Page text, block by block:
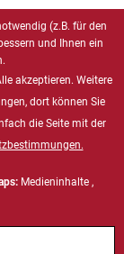
(z.B. für den
und Ihnen ein
akzeptieren. Weitere
dort können Sie
die Seite mit der
Medieninhalte ,